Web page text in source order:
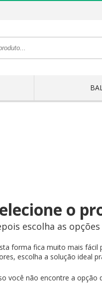
o
escolha as
forma fica muito mais fácil
escolha a solução ideal
você não encontre a opção